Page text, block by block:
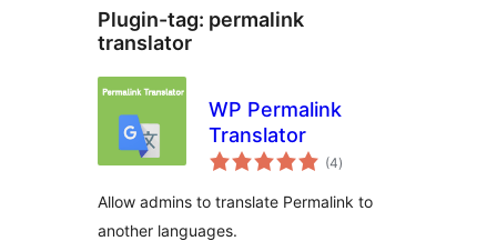
Plugin-tag: permalink
translator
WP Permalink
Translator
(4totale
bedømmelser
)
Allow admins to translate Permalink to
another languages.